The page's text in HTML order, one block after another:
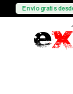
gratis desde $149.999